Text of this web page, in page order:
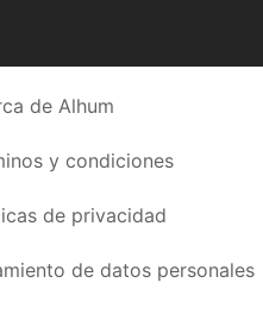
de Alhum
y condiciones
de privacidad
de datos personales